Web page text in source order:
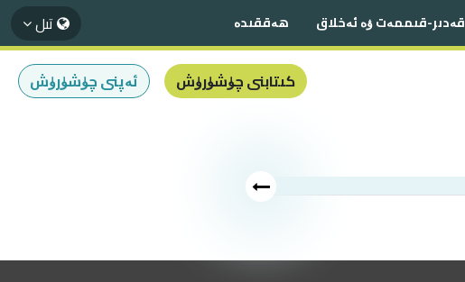
قەدىر-قىممەت ۋە ئەخلاق ھەققىدە تىل
كىتابنى چۈشۈرۈش ئەپنى چۈشۈرۈش